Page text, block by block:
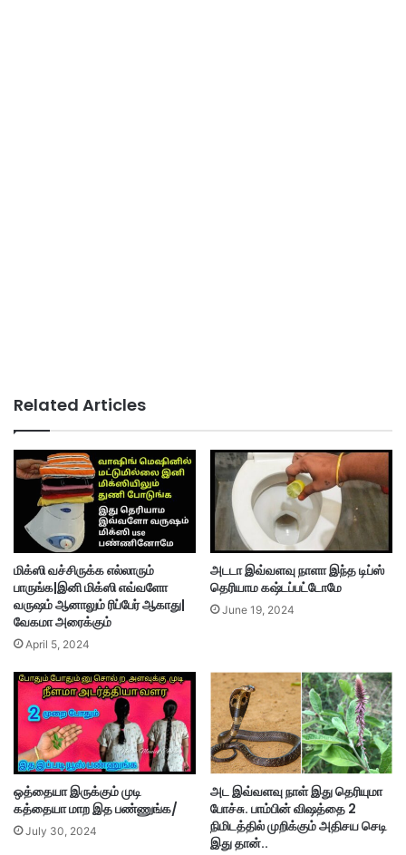
Related Articles
மிக்ஸி வச்சிருக்க எல்லாரும்
பாருங்க|இனி மிக்ஸி எவ்வளோ
வருஷம் ஆனாலும் ரிப்பேர் ஆகாது|
வேகமா அரைக்கும்
April 5, 2024
அடடா இவ்வளவு நாளா இந்த டிப்ஸ்
தெரியாம கஷ்டப்பட்டோமே
June 19, 2024
ஒத்தையா இருக்கும் முடி
கத்தையா மாற இத பண்ணுங்க/
July 30, 2024
அட இவ்வளவு நாள் இது தெரியுமா
போச்சு. பாம்பின் விஷத்தை 2
நிமிடத்தில் முறிக்கும் அதிசய செடி
இது தான்..